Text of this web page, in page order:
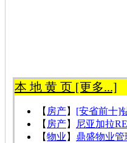
本 地 黄 页 [更多...]
【 房产】 [安省前十]
【 房产】
尼亚加拉
【物业 】 鼎盛物业